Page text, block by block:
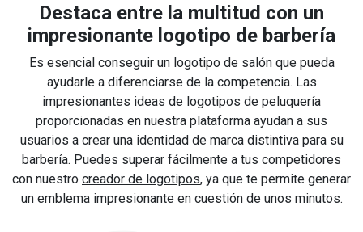
Destaca entre la multitud con un
impresionante logotipo de barbería
Es esencial conseguir un logotipo de salón que pueda
ayudarle a diferenciarse de la competencia. Las
impresionantes ideas de logotipos de peluquería
proporcionadas en nuestra plataforma ayudan a sus
usuarios a crear una identidad de marca distintiva para su
barbería. Puedes superar fácilmente a tus competidores
con nuestro creador de logotipos, ya que te permite generar
un emblema impresionante en cuestión de unos minutos.